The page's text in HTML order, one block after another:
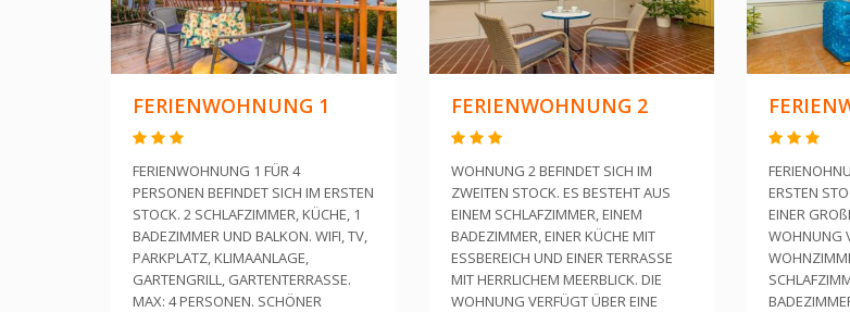
FERIENWOHNUNG 1
FERIENWOHNUNG 1 FÜR 4
PERSONEN BEFINDET SICH IM ERSTEN
STOCK. 2 SCHLAFZIMMER, KÜCHE, 1
BADEZIMMER UND BALKON. WIFI, TV,
PARKPLATZ, KLIMAANLAGE,
GARTENGRILL, GARTENTERRASSE.
MAX: 4 PERSONEN. SCHÖNER
FERIENWOHNUNG 2
WOHNUNG 2 BEFINDET SICH IM
ZWEITEN STOCK. ES BESTEHT AUS
EINEM SCHLAFZIMMER, EINEM
BADEZIMMER, EINER KÜCHE MIT
ESSBEREICH UND EINER TERRASSE
MIT HERRLICHEM MEERBLICK. DIE
WOHNUNG VERFÜGT ÜBER EINE
ERSTEN
EINER
WOHNUNG